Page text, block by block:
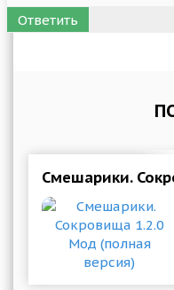
Ответить
Смешарики.